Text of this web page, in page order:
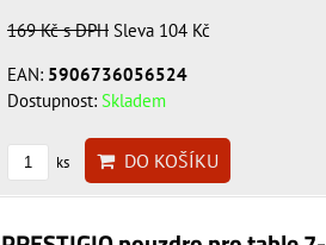
169 Kčs DPH Sleva 104 Kč
EAN: 5906736056524
Dostupnost:Skladem
ks DO KOŠÍKU